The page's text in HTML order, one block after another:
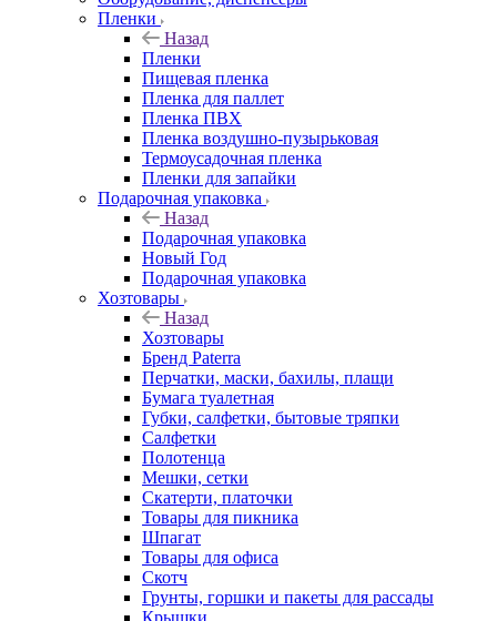
Пленки
Назад
Пленки
Пищевая пленка
Пленка для паллет
Пленка ПВХ
Пленка воздушно-пузырьковая
Термоусадочная пленка
Пленки для запайки
Подарочная упаковка
Назад
Подарочная упаковка
Новый Год
Подарочная упаковка
Хозтовары
Назад
Хозтовары
Бренд Paterra
Перчатки, маски, бахилы, плащи
Бумага туалетная
Губки, салфетки, бытовые тряпки
Салфетки
Полотенца
Мешки, сетки
Скатерти, платочки
Товары для пикника
Шпагат
Товары для офиса
Скотч
Грунты, горшки и пакеты для рассады
Крышки